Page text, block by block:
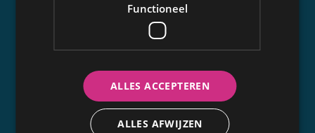
Leden
Expertise
Opleiding
Samenwerking
Functioneel
ALLES ACCEPTEREN
ALLES AFWIJZEN